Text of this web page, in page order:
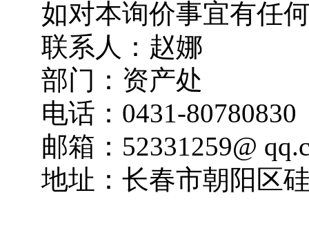
如对本询价事宜有任
联系人： 赵娜
部门： 资产处
电话： 0431-80780830
邮箱： 52331259@
地址： 长春市朝阳区